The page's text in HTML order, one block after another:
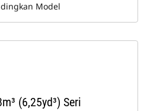
Model
(6,25yd³) Seri